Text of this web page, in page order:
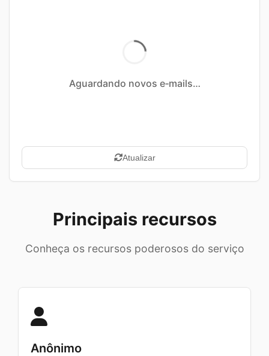
Aguardando novos e‑mails…
Atualizar
Principais recursos
Conheça os recursos poderosos do serviço
Anônimo